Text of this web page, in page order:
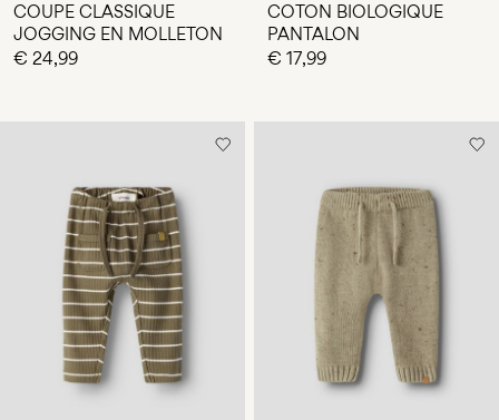
COUPE CLASSIQUE
JOGGING EN MOLLETON
€ 24,99
COTON BIOLOGIQUE
PANTALON
€ 17,99